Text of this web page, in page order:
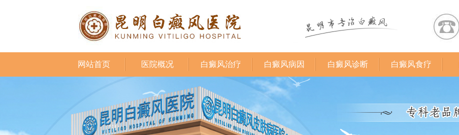
网站首页 医院概况 白癜风治疗 白癜风病因 白癜风诊断 白癜风食疗